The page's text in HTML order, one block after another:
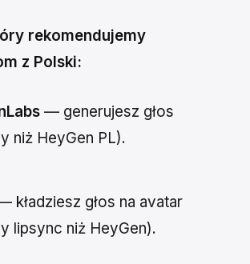
rekomendujemy
z Polski:
— generujesz głos
niż HeyGen PL).
kładziesz głos na avatar
lipsync niż HeyGen).